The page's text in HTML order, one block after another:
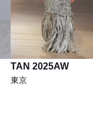
TAN 2025AW
東京